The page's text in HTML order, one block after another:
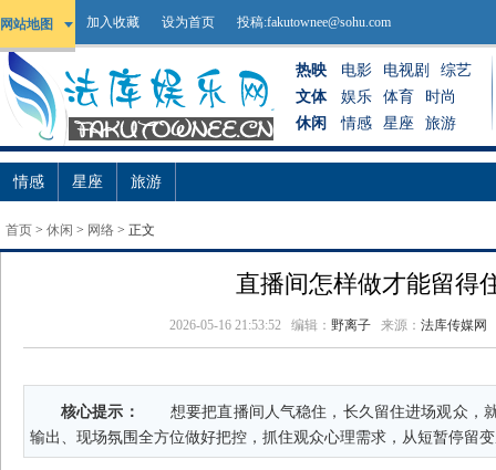
网站地图 加入收藏 设为首页 投稿:fakutownee@sohu.com
热映 电影 电视剧
综艺
文体
娱乐 体育
时尚
休闲
情感 星座 旅游
情感 星座 旅游
首页 > 休闲 > 网络 > 正文
直播间怎样做才能留得
2026-05-16 21:53:52 编辑：野离子 来源：法库传媒网
核心提示：
想要把直播间人气稳住，长久留住进场观众，
输出、现场氛围全方位做好把控，抓住观众心理需求，从短暂停留